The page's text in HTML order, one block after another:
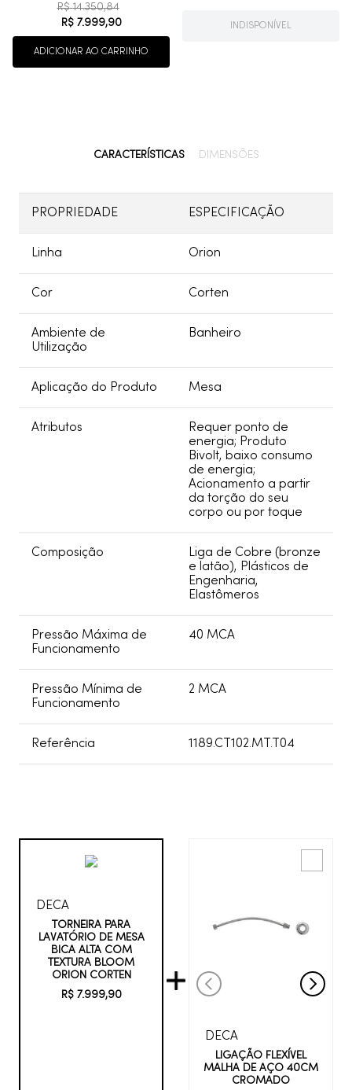
R$ 14.350,84
R$ 7.999,90
ADICIONAR AO CARRINHO
INDISPONÍVEL
CARACTERÍSTICAS DIMENSÕES
PROPRIEDADE ESPECIFICAÇÃO
Linha Orion
Cor Corten
Ambiente de
Utilização
Banheiro
Aplicação do Produto Mesa
Atributos
Requer ponto de
energia; Produto
Bivolt, baixo consumo
de energia;
Acionamento a partir
da torção do seu
corpo ou por toque
Composição
Liga de Cobre (bronze
e latão), Plásticos de
Engenharia,
Elastômeros
Pressão Máxima de
Funcionamento
40 MCA
Pressão Mínima de
Funcionamento
2 MCA
Referência 1189.CT102.MT.T04
DECA
TORNEIRA PARA
LAVATÓRIO DE MESA
BICA ALTA COM
TEXTURA BLOOM
ORION CORTEN
R$ 7.999,90
DECA
LIGAÇÃO FLEXÍVEL
MALHA DE AÇO 40CM
CROMADO